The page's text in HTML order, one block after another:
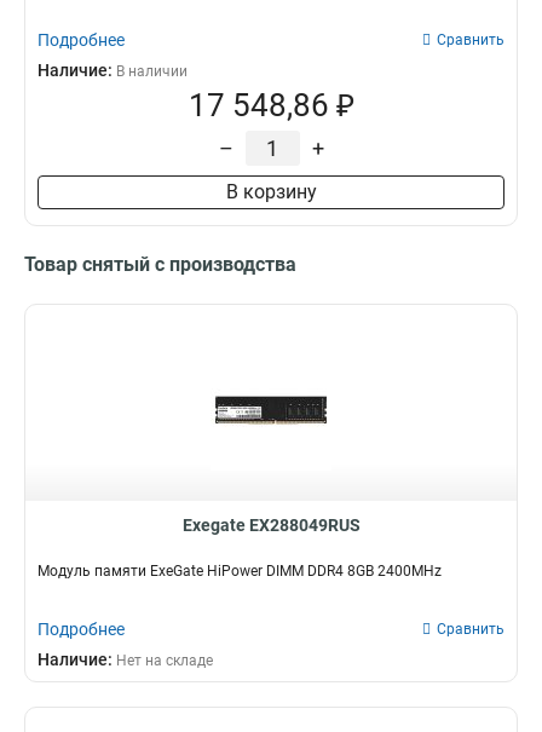
Подробнее Сравнить
Наличие: В наличии
17 548,86 ₽
– +
В корзину
Товар снятый с производства
Exegate EX288049RUS
Модуль памяти ExeGate HiPower DIMM DDR4 8GB 2400MHz
Подробнее Сравнить
Наличие: Нет на складе